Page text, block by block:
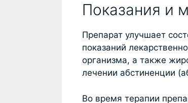
Показания и
Препарат улучшает
показаний
организма, а также
лечении абстиненции
Во время терапии